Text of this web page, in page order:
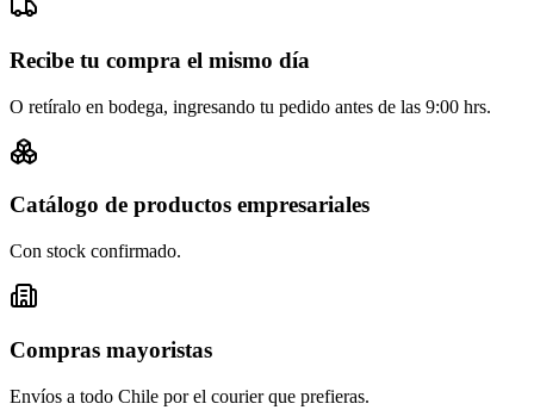
Recibe tu compra el mismo día
O retíralo en bodega, ingresando tu pedido antes de las 9:00 hrs.
Catálogo de productos empresariales
Con stock confirmado.
Compras mayoristas
Envíos a todo Chile por el courier que prefieras.